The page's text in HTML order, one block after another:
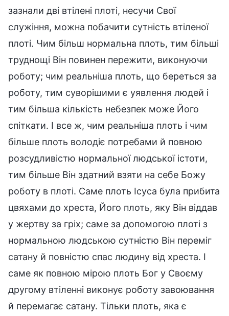
зазнали дві втілені плоті, несучи Свої
служіння, можна побачити сутність втіленої
плоті. Чим більш нормальна плоть, тим більші
труднощі Він повинен пережити, виконуючи
роботу; чим реальніша плоть, що береться за
роботу, тим суворішими є уявлення людей і
тим більша кількість небезпек може Його
спіткати. І все ж, чим реальніша плоть і чим
більше плоть володіє потребами й повною
розсудливістю нормальної людської істоти,
тим більше Він здатний взяти на себе Божу
роботу в плоті. Саме плоть Ісуса була прибита
цвяхами до хреста, Його плоть, яку Він віддав
у жертву за гріх; саме за допомогою плоті з
нормальною людською сутністю Він переміг
сатану й повністю спас людину від хреста. І
саме як повною мірою плоть Бог у Своєму
другому втіленні виконує роботу завоювання
й перемагає сатану. Тільки плоть, яка є